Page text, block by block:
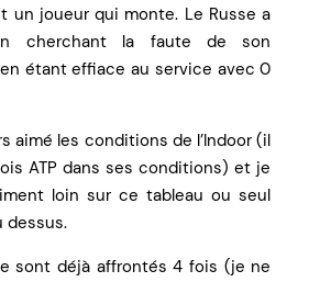
un joueur qui monte. Le Russe a
cherchant la faute de son
étant effiace au service avec 0
aimé les conditions de l’Indoor (il
ATP dans ses conditions) et je
loin sur ce tableau ou seul
dessus.
sont déjà affrontés 4 fois (je ne